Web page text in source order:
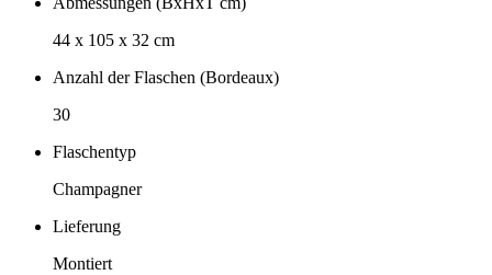
44 x 105 x 32 cm
Anzahl der Flaschen (Bordeaux)
30
Flaschentyp
Champagner
Lieferung
Montiert